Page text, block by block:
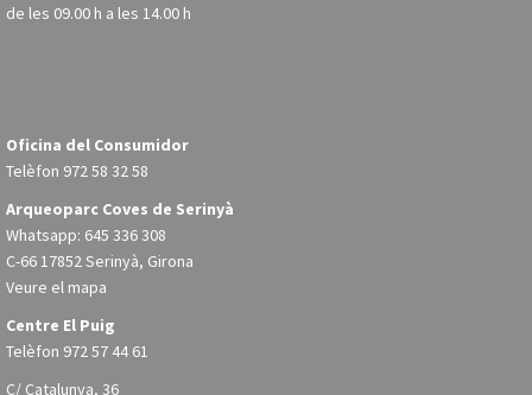
de les 09.00 h a les 14.00 h
Oficina del Consumidor
Telèfon 972 58 32 58
Arqueoparc Coves de Serinyà
Whatsapp: 645 336 308
C-66 17852 Serinyà, Girona
Veure el mapa
Centre El Puig
Telèfon 972 57 44 61
C/ Catalunya, 36